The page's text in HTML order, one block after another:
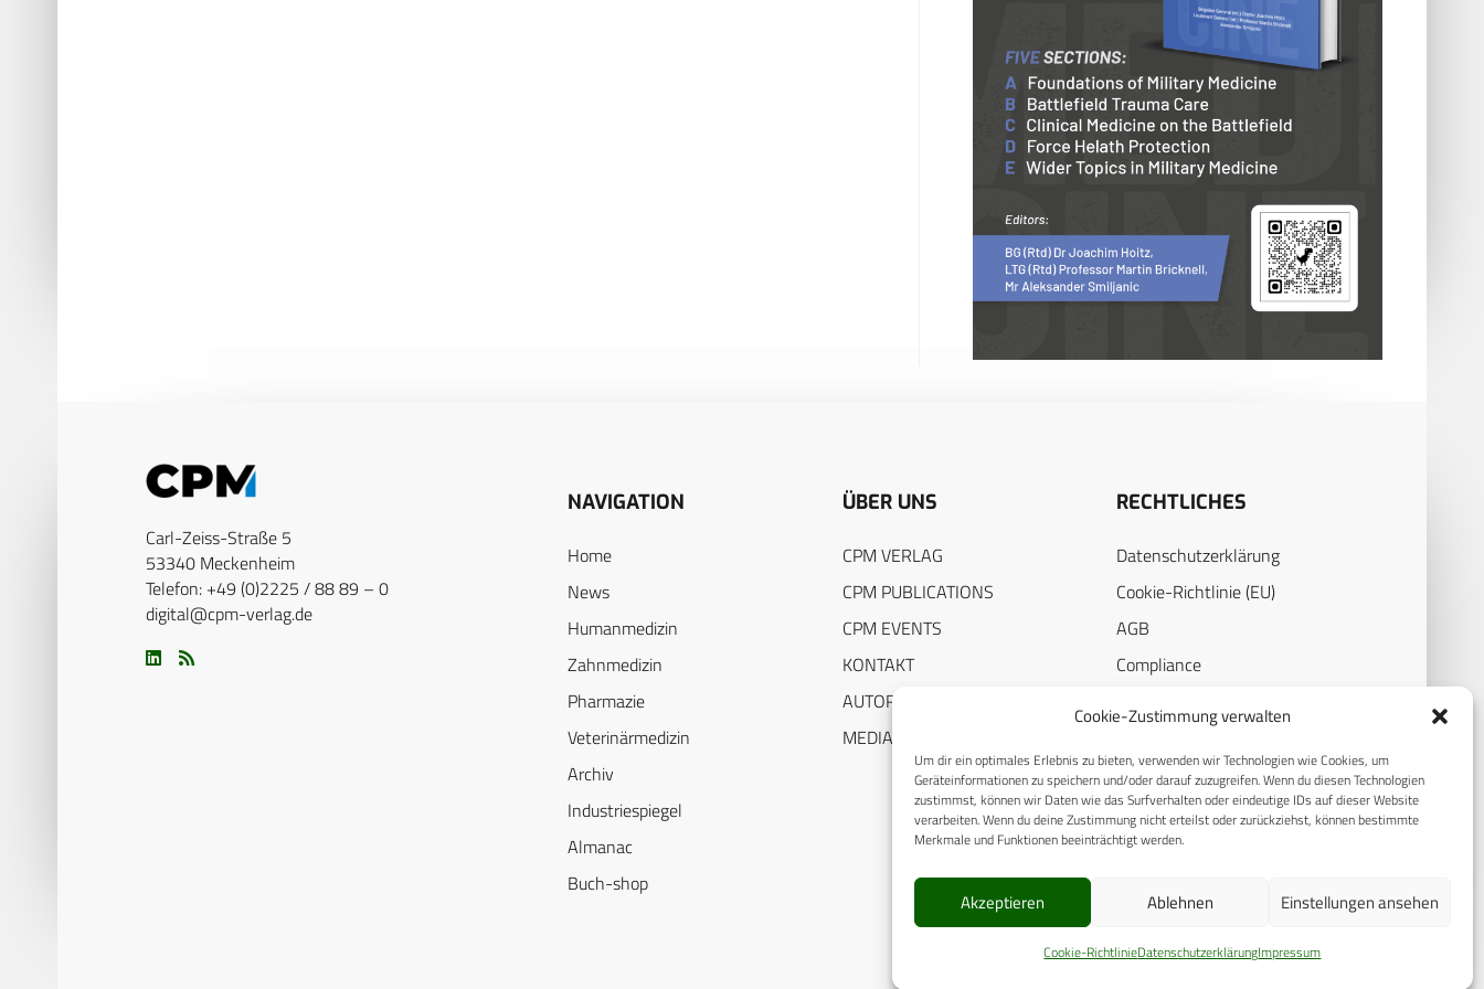
Cookie-Zustimmung verwalten
Um dir ein optimales Erlebnis zu bieten, verwenden wir Technologien wie Cookies, um
Geräteinformationen zu speichern und/oder darauf zuzugreifen. Wenn du diesen Technologien
zustimmst, können wir Daten wie das Surfverhalten oder eindeutige IDs auf dieser Website
verarbeiten. Wenn du deine Zustimmung nicht erteilst oder zurückziehst, können bestimmte
Merkmale und Funktionen beeinträchtigt werden.
Akzeptieren Ablehnen Einstellungen ansehen
Cookie-RichtlinieDatenschutzerklärungImpressum
Carl-Zeiss-Straße 5
53340 Meckenheim
Telefon: +49 (0)2225 / 88 89 – 0
digital@cpm-verlag.de
NAVIGATION
Home
News
Humanmedizin
Zahnmedizin
Pharmazie
Veterinärmedizin
Archiv
Industriespiegel
Almanac
Buch-shop
ÜBER UNS
CPM VERLAG
CPM PUBLICATIONS
CPM EVENTS
KONTAKT
AUTORENHINWEISE
MEDIADATEN
RECHTLICHES
Datenschutzerklärung
Cookie-Richtlinie (EU)
AGB
Compliance
© 2025 CPM GmbH – Alle Rechte vorbehalten